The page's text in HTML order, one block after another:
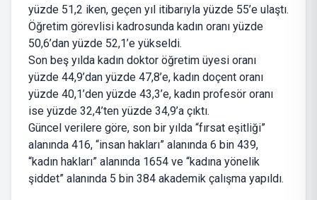
yüzde 51,2 iken, geçen yıl itibarıyla yüzde 55’e ulaştı.
Öğretim görevlisi kadrosunda kadın oranı yüzde
50,6’dan yüzde 52,1’e yükseldi.
Son beş yılda kadın doktor öğretim üyesi oranı
yüzde 44,9’dan yüzde 47,8’e, kadın doçent oranı
yüzde 40,1’den yüzde 43,3’e, kadın profesör oranı
ise yüzde 32,4’ten yüzde 34,9’a çıktı.
Güncel verilere göre, son bir yılda “fırsat eşitliği”
alanında 416, “insan hakları” alanında 6 bin 439,
“kadın hakları” alanında 1654 ve “kadına yönelik
şiddet” alanında 5 bin 384 akademik çalışma yapıldı.